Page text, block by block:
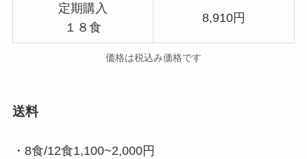
定期購入
１８食
8,910円
価格は税込み価格です
送料
・8食/12食1,100~2,000円